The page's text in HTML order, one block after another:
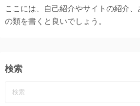
ここには、自己紹介やサイトの紹介、
の類を書くと良いでしょう。
検索